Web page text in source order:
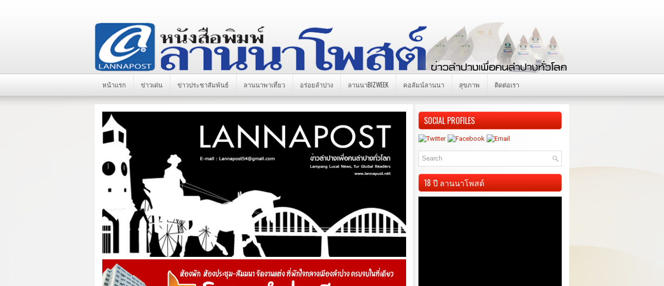
หน้าแรก ข่าวเด่น ข่าวประชาสัมพันธ์ ลานนาพาเที่ยว อร่อยลำปาง ลานนาBIZWEEK คอลัมน์ลานนา สุขภาพ ติดต่อเรา
SOCIAL PROFILES
18 ปี ลานนาโพสต์